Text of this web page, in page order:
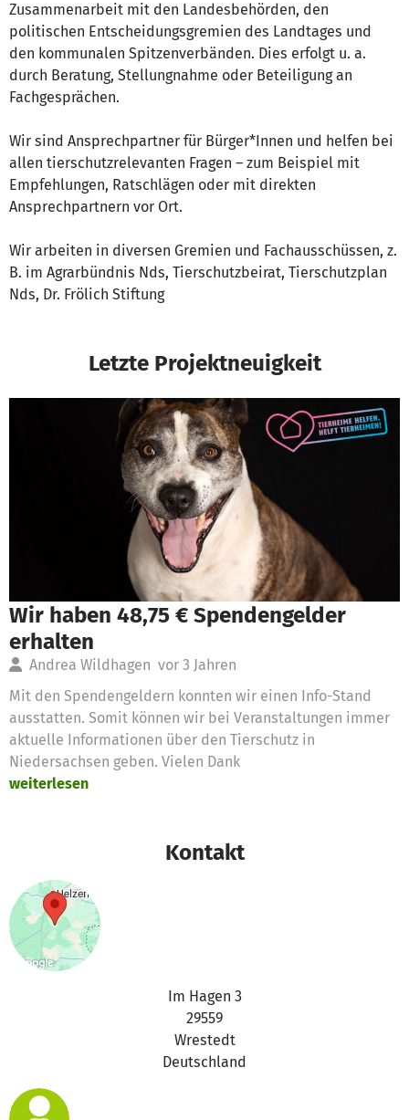
Zusammenarbeit mit den Landesbehörden, den
politischen Entscheidungsgremien des Landtages und
den kommunalen Spitzenverbänden. Dies erfolgt u. a.
durch Beratung, Stellungnahme oder Beteiligung an
Fachgesprächen.
Wir sind Ansprechpartner für Bürger*Innen und helfen bei
allen tierschutzrelevanten Fragen – zum Beispiel mit
Empfehlungen, Ratschlägen oder mit direkten
Ansprechpartnern vor Ort.
Wir arbeiten in diversen Gremien und Fachausschüssen, z.
B. im Agrarbündnis Nds, Tierschutzbeirat, Tierschutzplan
Nds, Dr. Frölich Stiftung
Letzte Projektneuigkeit
Wir haben 48,75 € Spendengelder
erhalten
Andrea Wildhagen vor 3 Jahren
Mit den Spendengeldern konnten wir einen Info-Stand
ausstatten. Somit können wir bei Veranstaltungen immer
aktuelle Informationen über den Tierschutz in
Niedersachsen geben. Vielen Dank
weiterlesen
Kontakt
Im Hagen 3
29559
Wrestedt
Deutschland